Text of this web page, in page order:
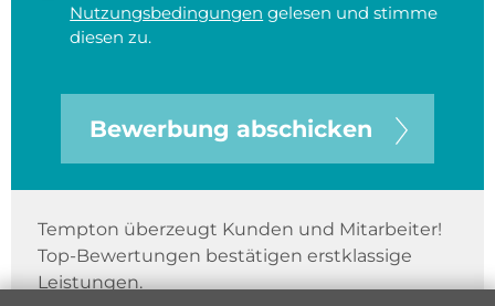
Nutzungsbedingungen gelesen und stimme
diesen zu.
Bewerbung abschicken
Tempton überzeugt Kunden und Mitarbeiter!
Top-Bewertungen bestätigen erstklassige
Leistungen.